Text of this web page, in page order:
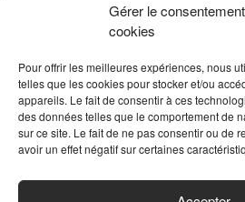
Gérer le
cookies
Pour offrir les meilleures expériences, nous
telles que les cookies pour stocker et/ou
appareils. Le fait de consentir à ces
des données telles que le comportement de
sur ce site. Le fait de ne pas consentir ou de
avoir un effet négatif sur certaines